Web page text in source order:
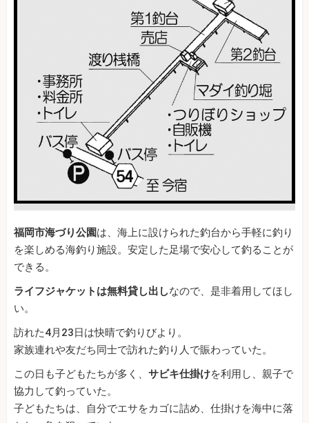
福岡市海づり公園は、海上に設けられた釣台から手軽に釣り
を楽しめる海釣り施設。安定した足場で安心して釣ることが
できる。
ライフジャケットは無料貸し出しなので、是非着用してほし
い。
訪れた4月23日は快晴で釣りびより。
家族連れや友だち同士で訪れた釣り人で賑わっていた。
この日も子どもたちが多く、 サビキ仕掛けを利用し、親子で
協力して釣っていた。
子どもたちは、自分でエサをカゴに詰め、仕掛けを海中に落